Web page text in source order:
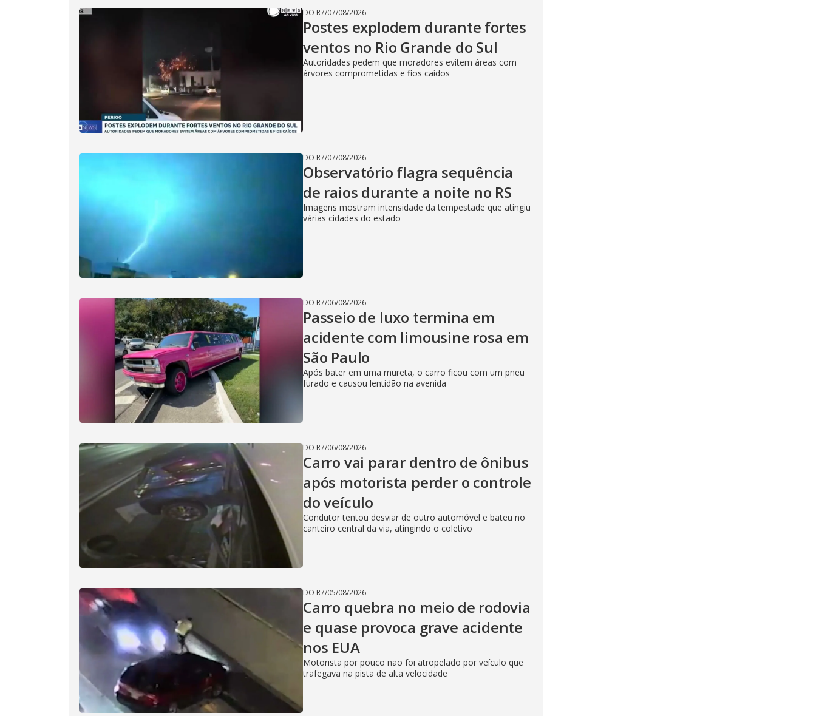
DO R7/07/08/2026
Postes explodem durante fortes
ventos no Rio Grande do Sul
Autoridades pedem que moradores evitem áreas com
árvores comprometidas e fios caídos
DO R7/07/08/2026
Observatório flagra sequência
de raios durante a noite no RS
Imagens mostram intensidade da tempestade que atingiu
várias cidades do estado
DO R7/06/08/2026
Passeio de luxo termina em
acidente com limousine rosa em
São Paulo
Após bater em uma mureta, o carro ficou com um pneu
furado e causou lentidão na avenida
DO R7/06/08/2026
Carro vai parar dentro de ônibus
após motorista perder o controle
do veículo
Condutor tentou desviar de outro automóvel e bateu no
canteiro central da via, atingindo o coletivo
DO R7/05/08/2026
Carro quebra no meio de rodovia
e quase provoca grave acidente
nos EUA
Motorista por pouco não foi atropelado por veículo que
trafegava na pista de alta velocidade